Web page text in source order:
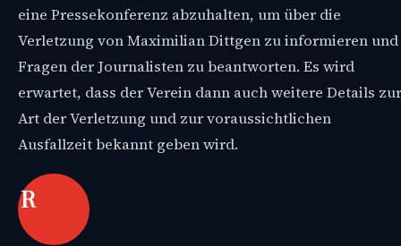
eine Pressekonferenz abzuhalten, um über die
Verletzung von Maximilian Dittgen zu informieren und
Fragen der Journalisten zu beantworten. Es wird
erwartet, dass der Verein dann auch weitere Details zur
Art der Verletzung und zur voraussichtlichen
Ausfallzeit bekannt geben wird.
R